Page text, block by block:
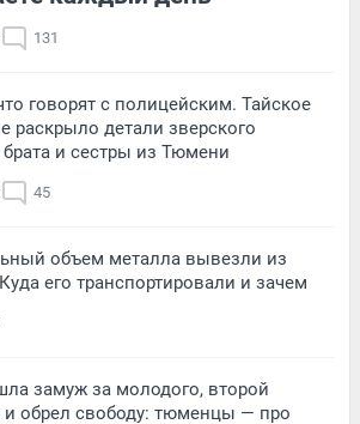
131
говорят с полицейским. Тайское
раскрыло детали зверского
брата и сестры из Тюмени
45
объем металла вывезли из
его транспортировали и зачем
замуж за молодого, второй
и обрел свободу: тюменцы — про